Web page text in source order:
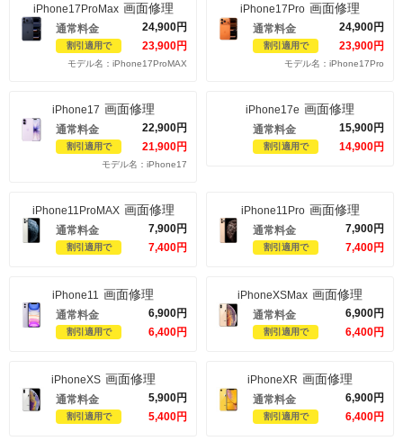
iPhone17ProMax 画面修理
通常料金 24,900円
割引適用で 23,900円
モデル名：iPhone17ProMAX
iPhone17Pro 画面修理
通常料金 24,900円
割引適用で 23,900円
モデル名：iPhone17Pro
iPhone17 画面修理
通常料金 22,900円
割引適用で 21,900円
モデル名：iPhone17
iPhone17e 画面修理
通常料金 15,900円
割引適用で 14,900円
iPhone11ProMAX 画面修理
通常料金 7,900円
割引適用で 7,400円
iPhone11Pro 画面修理
通常料金 7,900円
割引適用で 7,400円
iPhone11 画面修理
通常料金 6,900円
割引適用で 6,400円
iPhoneXSMax 画面修理
通常料金 6,900円
割引適用で 6,400円
iPhoneXS 画面修理
通常料金 5,900円
割引適用で 5,400円
iPhoneXR 画面修理
通常料金 6,900円
割引適用で 6,400円